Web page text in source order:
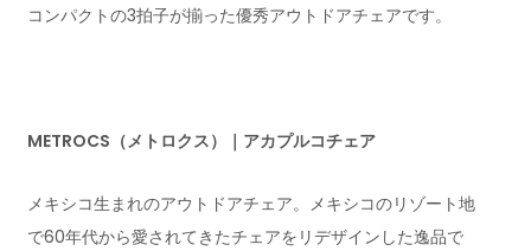
コンパクトの3拍子が揃った優秀アウトドアチェアです。
METROCS（メトロクス）｜アカプルコチェア
メキシコ生まれのアウトドアチェア。メキシコのリゾート地
で60年代から愛されてきたチェアをリデザインした逸品で